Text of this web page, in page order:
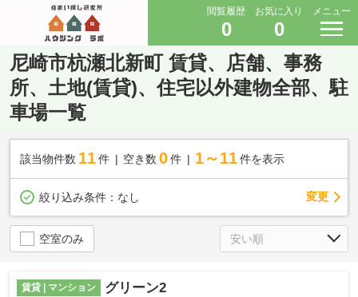
閲覧履歴
0
お気に入り
0
メニュー
尼崎市杭瀬北新町 賃貸、店舗、事務
所、土地(賃貸)、住宅以外建物全部、駐
車場一覧
該当物件数 11件 空き数 0 件 1～11 件を表示
絞り込み条件： なし 変更
空室のみ
賃貸 | マンション グリーン2